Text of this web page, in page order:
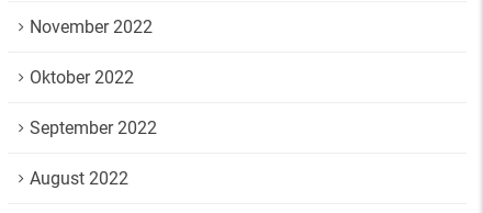
November 2022
Oktober 2022
September 2022
August 2022